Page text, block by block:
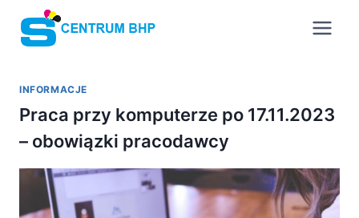
Przejdź
INFORMACJE
Praca przy komputerze po 17.11.2023
– obowiązki pracodawcy